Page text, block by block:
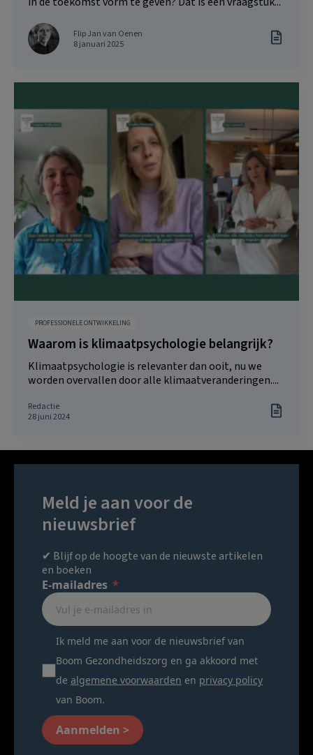
Flip Jan van Oenen
8 januari 2025
PROFESSIONELE ONTWIKKELING
Waarom is klimaatpsychologie belangrijk?
Klimaatpsychologie is relevanter dan ooit, nu we
worden overvallen door alle klimaatveranderingen....
Redactie
28 juni 2024
Meld je aan voor de
nieuwsbrief
✔ Blijf op de hoogte van de nieuwste artikelen
en boeken
E-mailadres
Ik meld me aan voor de nieuwsbrief van
Boom Gezondheidszorg en ga akkoord met
de algemene voorwaarden en privacy policy
van Boom.
Aanmelden >